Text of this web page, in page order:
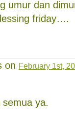
umur dan
friday….
on February 1st,
ya.